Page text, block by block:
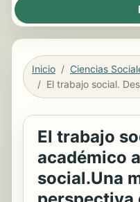
Inicio
Ciencias
El trabajo
académico
social.Una